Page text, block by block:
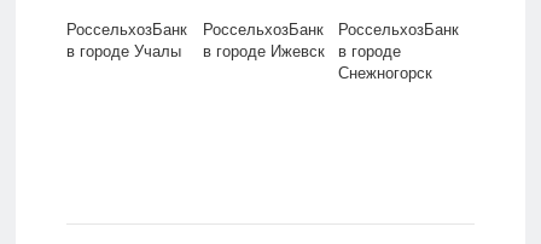
РоссельхозБанк
в городе Учалы
РоссельхозБанк
в городе Ижевск
РоссельхозБанк
в городе
Снежногорск